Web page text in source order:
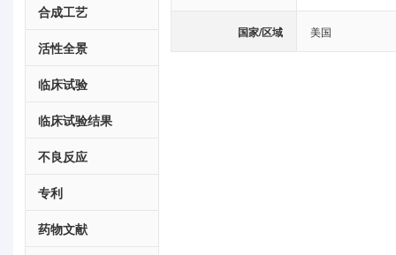
合成工艺
活性全景
临床试验
临床试验结果
不良反应
专利
药物文献
国家/区域 美国